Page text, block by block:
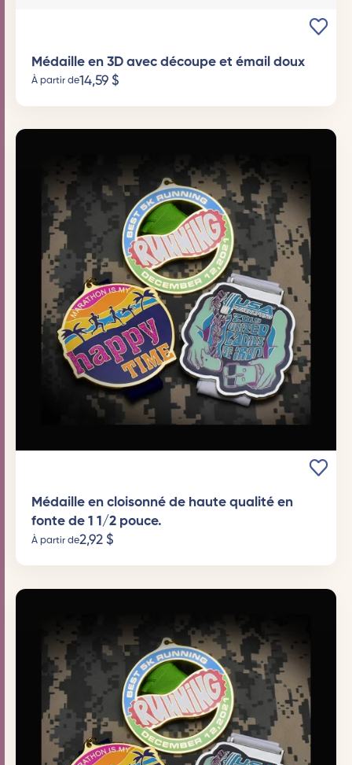
Médaille en 3D avec découpe et émail doux
À partir de14,59 $
Médaille en cloisonné de haute qualité en
fonte de 1 1/2 pouce.
À partir de2,92 $